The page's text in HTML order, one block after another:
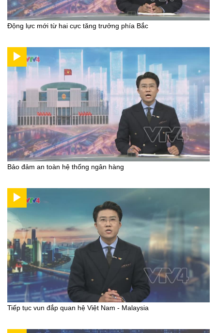
Động lực mới từ hai cực tăng trưởng phía Bắc
Bảo đảm an toàn hệ thống ngân hàng
Tiếp tục vun đắp quan hệ Việt Nam - Malaysia